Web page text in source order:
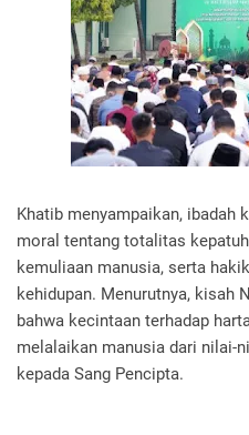
Khatib menyampaikan, ibadah
moral tentang totalitas
kemuliaan manusia, serta
kehidupan. Menurutnya, kisah
bahwa kecintaan terhadap
melalaikan manusia dari nilai-
kepada Sang Pencipta.